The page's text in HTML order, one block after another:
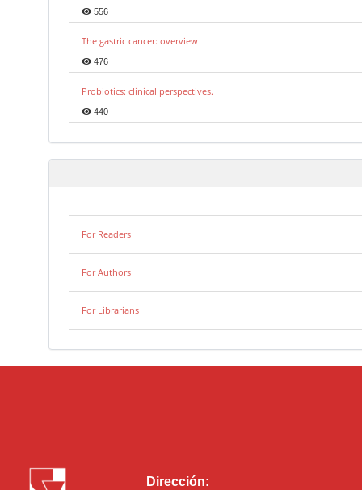
556
The gastric cancer: overview
476
Probiotics: clinical perspectives.
440
For Readers
For Authors
For Librarians
Dirección: